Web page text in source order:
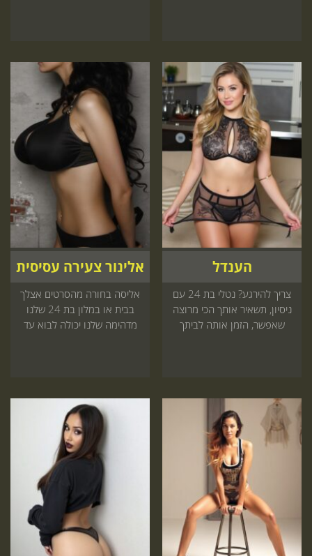
הענדל
צריך להירגע? נטלי בת 24 עם
ניסיון, תשאיר אותך הכי מרוצה
שאפשר, הזמן אותה לביתך
אלינור צעירה עסיסית
אליסה בחורה מהסרטים אצלך
בבית או במלון בת 24 שלנו
מדהימה שלנו יכולה לבוא עד